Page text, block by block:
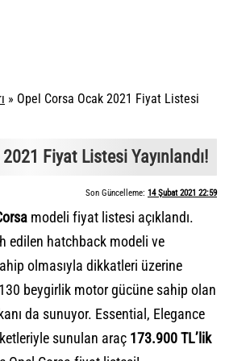
» Opel Corsa Ocak 2021 Fiyat Listesi
Fiyat Listesi Yayınlandı!
Son Güncelleme: 14 Şubat 2021 22:59
modeli fiyat listesi açıklandı.
edilen hatchback modeli ve
olmasıyla dikkatleri üzerine
beygirlik motor gücüne sahip olan
da sunuyor. Essential, Elegance
sunulan araç 173.900 TL’lik